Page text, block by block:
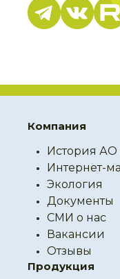
Компания
История
Интернет-
Экология
Документы
СМИ о нас
Вакансии
Отзывы
Продукция